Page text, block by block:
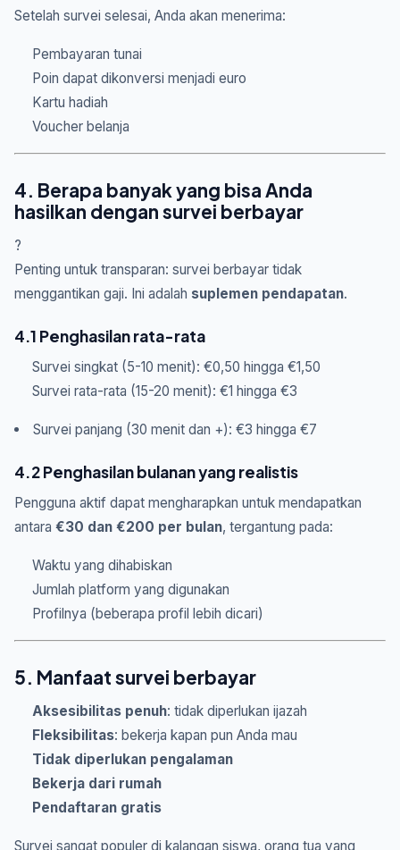
Setelah survei selesai, Anda akan menerima:
Pembayaran tunai
Poin dapat dikonversi menjadi euro
Kartu hadiah
Voucher belanja
4. Berapa banyak yang bisa Anda
hasilkan dengan survei berbayar
?
Penting untuk transparan: survei berbayar tidak
menggantikan gaji. Ini adalah suplemen pendapatan.
4.1 Penghasilan rata-rata
Survei singkat (5-10 menit): €0,50 hingga €1,50
Survei rata-rata (15-20 menit): €1 hingga €3
Survei panjang (30 menit dan +): €3 hingga €7
4.2 Penghasilan bulanan yang realistis
Pengguna aktif dapat mengharapkan untuk mendapatkan
antara €30 dan €200 per bulan, tergantung pada:
Waktu yang dihabiskan
Jumlah platform yang digunakan
Profilnya (beberapa profil lebih dicari)
5. Manfaat survei berbayar
Aksesibilitas penuh: tidak diperlukan ijazah
Fleksibilitas: bekerja kapan pun Anda mau
Tidak diperlukan pengalaman
Bekerja dari rumah
Pendaftaran gratis
Survei sangat populer di kalangan siswa, orang tua yang